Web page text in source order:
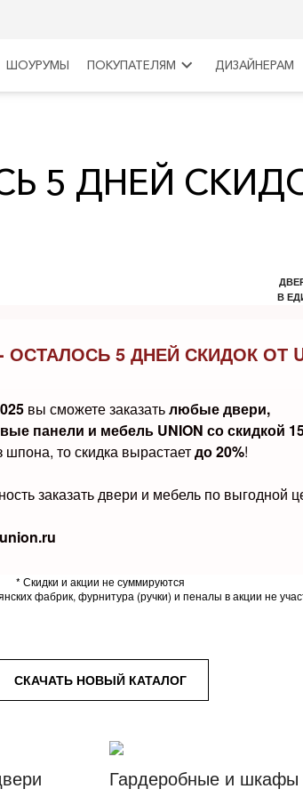
ШОУРУМЫ ПОКУПАТЕЛЯМ keyboard_arrow_right ДИЗАЙНЕРАМ
5 ДНЕЙ
В
ОСТАЛОСЬ 5 ДНЕЙ СКИДОК ОТ
вы сможете заказатьлюбыедвери,
панели и мебель UNION со скидкой
шпона, то скидка вырастаетдо 20%!
заказать двери и мебель по выгодной
union.ru
* Скидки и акции не суммируются
фабрик, фурнитура (ручки) и пеналы в акции не
СКАЧАТЬ НОВЫЙ КАТАЛОГ
Гардеробные и шкафы